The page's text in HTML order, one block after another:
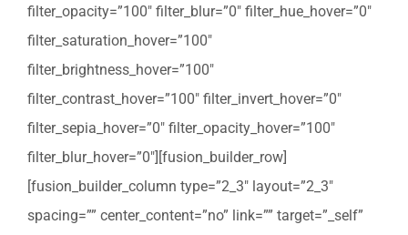
filter_opacity=”100″ filter_blur=”0″ filter_hue_hover=”0″
filter_saturation_hover=”100″
filter_brightness_hover=”100″
filter_contrast_hover=”100″ filter_invert_hover=”0″
filter_sepia_hover=”0″ filter_opacity_hover=”100″
filter_blur_hover=”0″][fusion_builder_row]
[fusion_builder_column type=”2_3″ layout=”2_3″
spacing=”” center_content=”no” link=”” target=”_self”